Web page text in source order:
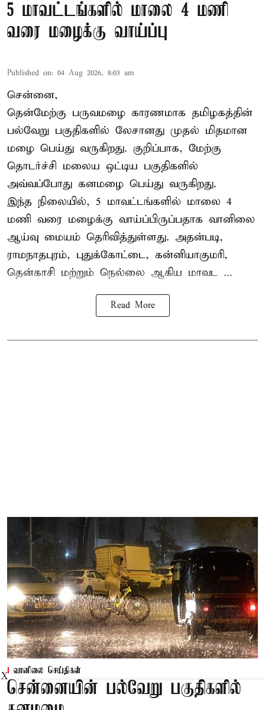
5 மாவட்டங்களில் மாலை 4 மணி
வரை மழைக்கு வாய்ப்பு
Published on: 04 Aug 2026, 8:03 am
சென்னை,
தென்மேற்கு பருவமழை காரணமாக தமிழகத்தின்
பல்வேறு பகுதிகளில் லேசானது முதல் மிதமான
மழை பெய்து வருகிறது. குறிப்பாக, மேற்கு
தொடர்ச்சி மலைய ஒட்டிய பகுதிகளில்
அவ்வப்போது கனமழை பெய்து வருகிறது.
இந்த நிலையில், 5 மாவட்டங்களில் மாலை 4
மணி வரை மழைக்கு வாய்ப்பிருப்பதாக வானிலை
ஆய்வு மையம் தெரிவித்துள்ளது. அதன்படி,
ராமநாதபுரம், புதுக்கோட்டை, கன்னியாகுமரி,
தென்காசி மற்றும் நெல்லை ஆகிய மாவட ...
Read More
வானிலை செய்திகள்
சென்னையின் பல்வேறு பகுதிகளில்
X